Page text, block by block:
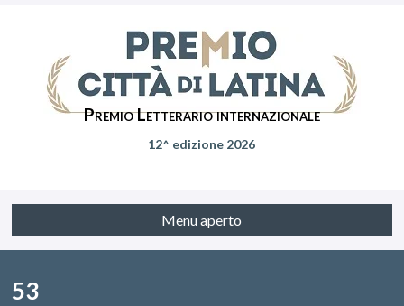
Premio Letterario internazionale
12^ edizione 2026
Menu aperto
53